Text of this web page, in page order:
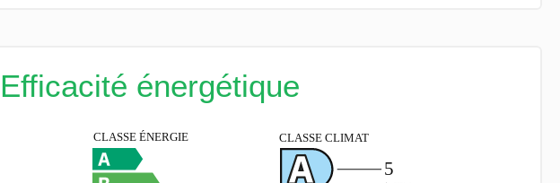
Efficacité énergétique